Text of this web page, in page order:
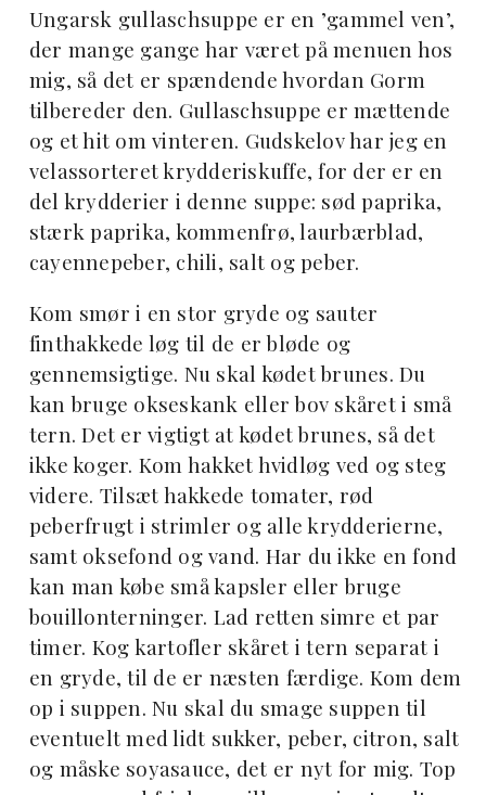
Ungarsk gullaschsuppe er en ’gammel ven’,
der mange gange har været på menuen hos
mig, så det er spændende hvordan Gorm
tilbereder den. Gullaschsuppe er mættende
og et hit om vinteren. Gudskelov har jeg en
velassorteret krydderiskuffe, for der er en
del krydderier i denne suppe: sød paprika,
stærk paprika, kommenfrø, laurbærblad,
cayennepeber, chili, salt og peber.
Kom smør i en stor gryde og sauter
finthakkede løg til de er bløde og
gennemsigtige. Nu skal kødet brunes. Du
kan bruge okseskank eller bov skåret i små
tern. Det er vigtigt at kødet brunes, så det
ikke koger. Kom hakket hvidløg ved og steg
videre. Tilsæt hakkede tomater, rød
peberfrugt i strimler og alle krydderierne,
samt oksefond og vand. Har du ikke en fond
kan man købe små kapsler eller bruge
bouillonterninger. Lad retten simre et par
timer. Kog kartofler skåret i tern separat i
en gryde, til de er næsten færdige. Kom dem
op i suppen. Nu skal du smage suppen til
eventuelt med lidt sukker, peber, citron, salt
og måske soyasauce, det er nyt for mig. Top